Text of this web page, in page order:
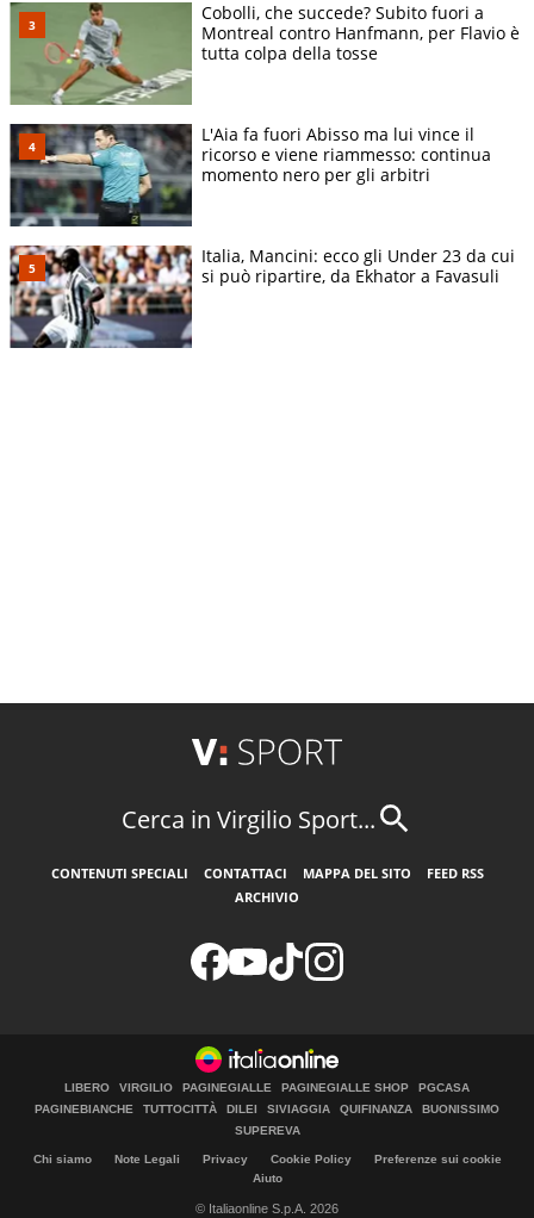
Cobolli, che succede? Subito fuori a
Montreal contro Hanfmann, per Flavio è
tutta colpa della tosse
L'Aia fa fuori Abisso ma lui vince il
ricorso e viene riammesso: continua
momento nero per gli arbitri
Italia, Mancini: ecco gli Under 23 da cui
si può ripartire, da Ekhator a Favasuli
Cerca in Virgilio Sport...
CONTENUTI SPECIALI CONTATTACI MAPPA DEL SITO
FEED RSS
ARCHIVIO
LIBERO VIRGILIO PAGINEGIALLE PAGINEGIALLE SHOP
PGCASA
PAGINEBIANCHE
TUTTOCITTÀ DILEI SIVIAGGIA QUIFINANZA
BUONISSIMO
SUPEREVA
Chi siamo Note Legali Privacy Cookie Policy
Preferenze sui cookie
Aiuto
© Italiaonline S.p.A. 2026